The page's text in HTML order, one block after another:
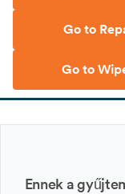
Go to
Go to
Ennek a